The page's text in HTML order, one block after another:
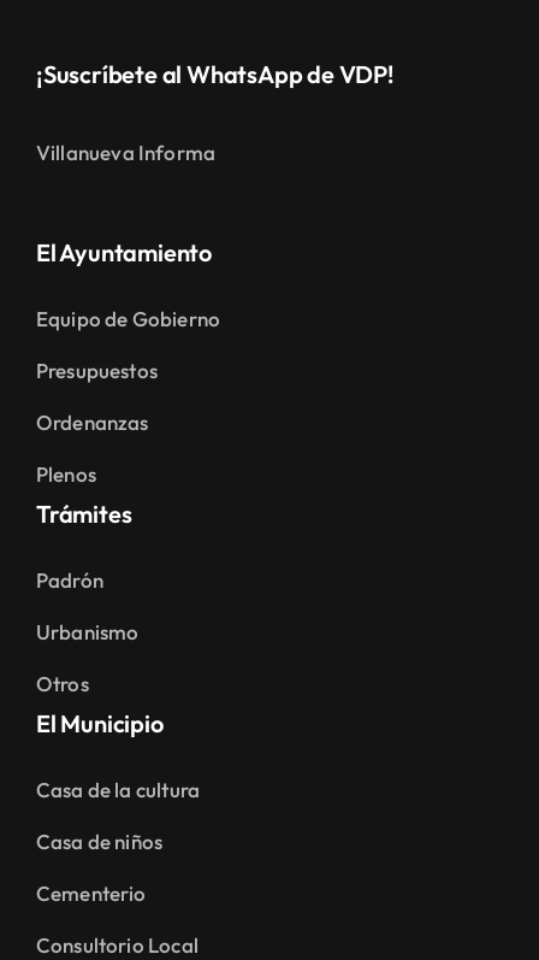
¡Suscríbete al WhatsApp de VDP!
Villanueva Informa
El Ayuntamiento
Equipo de Gobierno
Presupuestos
Ordenanzas
Plenos
Trámites
Padrón
Urbanismo
Otros
El Municipio
Casa de la cultura
Casa de niños
Cementerio
Consultorio Local